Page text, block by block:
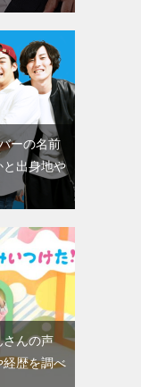
ーの名前
と出身地や
さんの声
経歴を調べ